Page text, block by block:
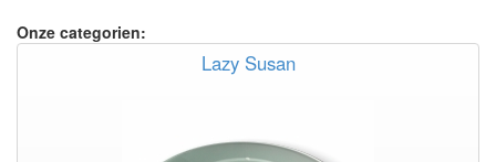
Onze categorien:
Lazy Susan